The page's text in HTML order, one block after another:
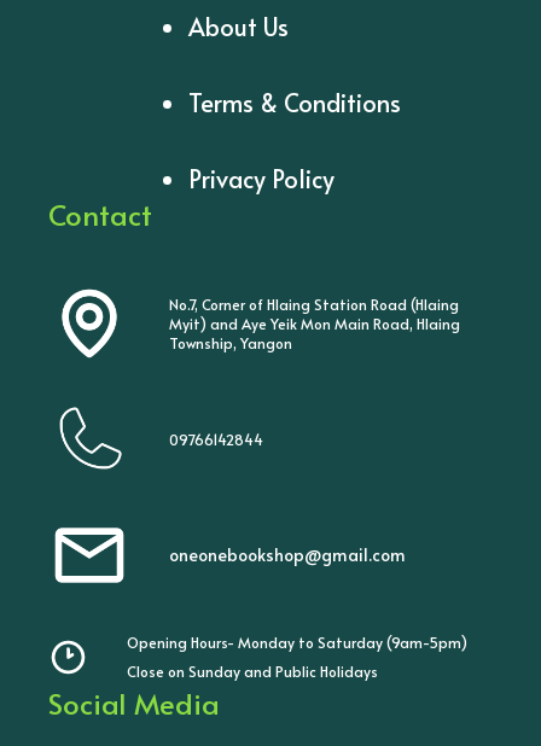
About Us
Terms & Conditions
Privacy Policy
Contact
No.7, Corner of Hlaing Station Road (Hlaing
Myit) and Aye Yeik Mon Main Road, Hlaing
Township, Yangon
09766142844
oneonebookshop@gmail.com
Opening Hours- Monday to Saturday (9am-5pm)
Close on Sunday and Public Holidays
Social Media